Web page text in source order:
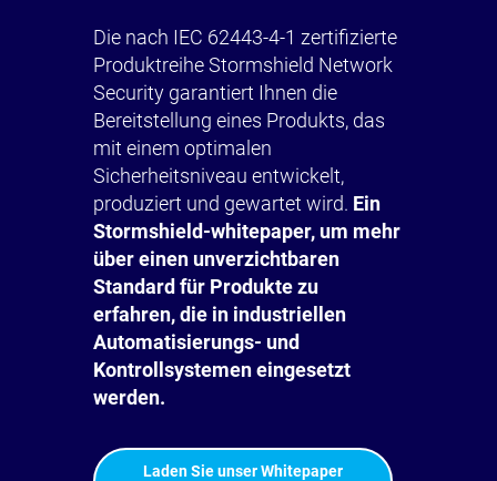
Die nach IEC 62443-4-1 zertifizierte
Produktreihe Stormshield Network
Security garantiert Ihnen die
Bereitstellung eines Produkts, das
mit einem optimalen
Sicherheitsniveau entwickelt,
produziert und gewartet wird. Ein
Stormshield-whitepaper, um mehr
über einen unverzichtbaren
Standard für Produkte zu
erfahren, die in industriellen
Automatisierungs- und
Kontrollsystemen eingesetzt
werden.
Laden Sie unser Whitepaper